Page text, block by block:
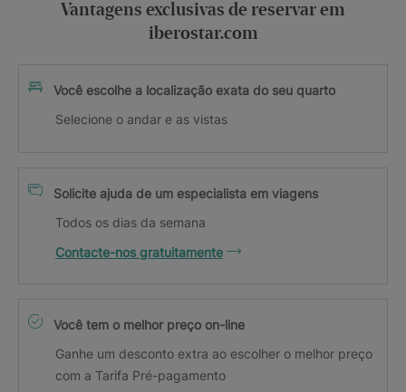
Vantagens exclusivas de reservar em
iberostar.com
Você escolhe a localização exata do seu quarto
Selecione o andar e as vistas
Solicite ajuda de um especialista em viagens
Todos os dias da semana
Contacte-nos gratuitamente
Você tem o melhor preço on-line
Ganhe um desconto extra ao escolher o melhor preço
com a Tarifa Pré-pagamento